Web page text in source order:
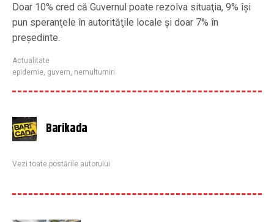
Doar 10% cred că Guvernul poate rezolva situaţia, 9% îşi
pun speranţele în autorităţile locale şi doar 7% în
preşedinte.
Actualitate
epidemie, guvern, nemultumiri
Barikada
Vezi toate postările autorului